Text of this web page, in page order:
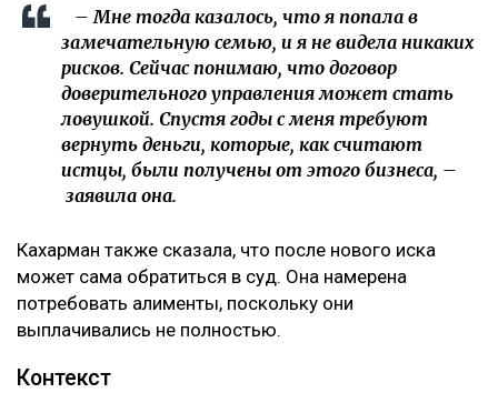
– Мне тогда казалось, что я попала в
замечательную семью, и я не видела никаких
рисков. Сейчас понимаю, что договор
доверительного управления может стать
ловушкой. Спустя годы с меня требуют
вернуть деньги, которые, как считают
истцы, были получены от этого бизнеса, –
заявила она.
Кахарман также сказала, что после нового иска
может сама обратиться в суд. Она намерена
потребовать алименты, поскольку они
выплачивались не полностью.
Контекст